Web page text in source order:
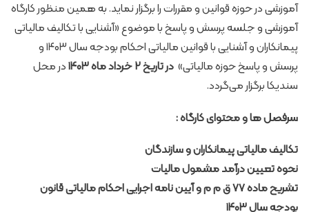
آموزشی در حوزه قوانین و مقررات را برگزار نماید. به همین منظور کارگاه
آموزشی و جلسه پرسش و پاسخ با موضوع «آشنایی با تکالیف مالیاتی
پیمانکاران و آشنایی با قوانین مالیاتی احکام بودجه سال ۱۴۰۳ و
پرسش و پاسخ حوزه مالیاتی» در تاریخ ۲ خرداد ماه ۱۴۰۳
در محل
سندیکا برگزار می‌گردد.
سرفصل ها و محتوای کارگاه :
تکالیف مالیاتی پیمانکاران و سازندگان
نحوه تعیین درآمد مشمول مالیات
تشریح ماده ۷۷ ق م م و آیین نامه اجرایی احکام مالیاتی قانون
بودجه سال ۱۴۰۳